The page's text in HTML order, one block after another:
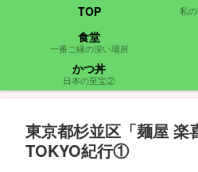
TOP
私
食堂
一番ご縁の深い場所
かつ丼
日本の至宝②
東京都杉並区「麺屋 楽
TOKYO紀行①